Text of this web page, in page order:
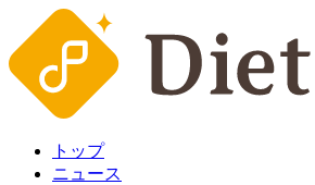
トップ
ニュース